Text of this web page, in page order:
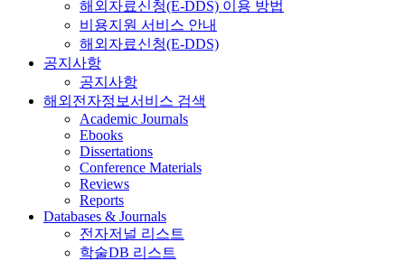
해외자료신청(E-DDS) 이용 방법
비용지원 서비스 안내
해외자료신청(E-DDS)
공지사항
공지사항
해외전자정보서비스 검색
Academic Journals
Ebooks
Dissertations
Conference Materials
Reviews
Reports
Databases & Journals
전자저널 리스트
학술DB 리스트